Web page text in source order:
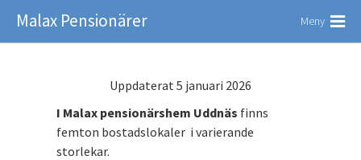
Malax Pensionärer Meny
Uppdaterat 5 januari 2026
I Malax pensionärshem Uddnäs finns
femton bostadslokaler i varierande
storlekar.